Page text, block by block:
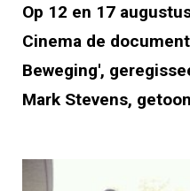
Op 12 en 17
Cinema de
Beweging',
Mark Stevens,